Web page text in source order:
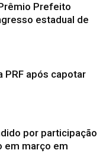
Prefeito
estadual de
PRF após capotar
por participação
em março em